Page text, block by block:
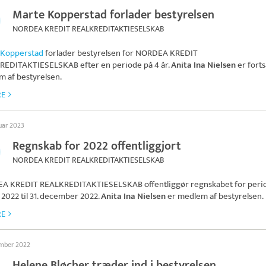
Marte Kopperstad forlader bestyrelsen
NORDEA KREDIT REALKREDITAKTIESELSKAB
forlader bestyrelsen forNORDEA KREDIT
efter en periode på 4 år.Anita Ina Nielsener
af bestyrelsen.
2023
Regnskab for 2022 offentliggjort
NORDEA KREDIT REALKREDITAKTIESELSKAB
KREDIT REALKREDITAKTIESELSKABoffentliggør regnskabet for
til 31. december 2022.Anita Ina Nielsener medlem af bestyrelsen.
2022